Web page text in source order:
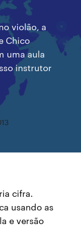
violão, a
Chico
uma aula
instrutor
cifra.
usando as
e versão